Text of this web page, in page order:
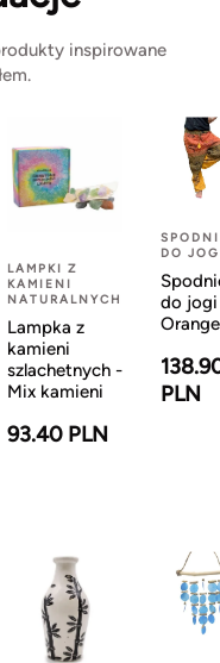
inspirowane
LAMPKI Z
KAMIENI
NATURALNYCH
Lampka z
kamieni
szlachetnych -
Mix kamieni
93.40 PLN
DO
do
Orange
PLN